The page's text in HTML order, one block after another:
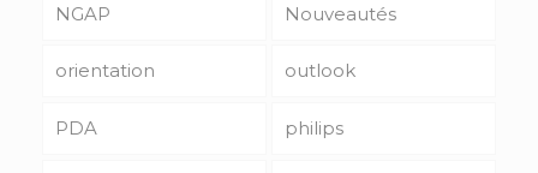
NGAP Nouveautés
orientation outlook
PDA philips